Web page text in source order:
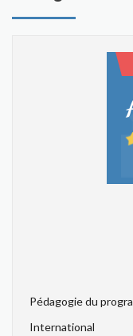
Pédagogie du
International